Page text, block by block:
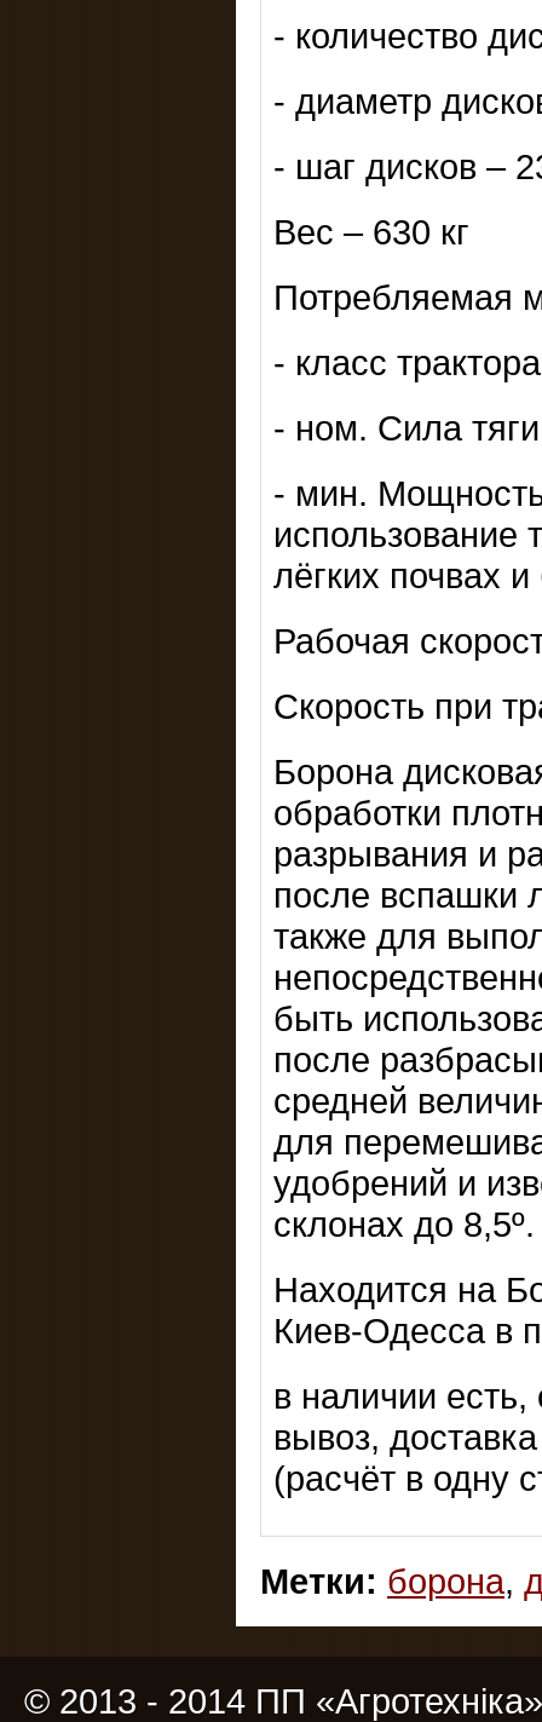
- количество
- диаметр
- шаг дисков –
Вес – 630 кг
Потребляемая
- класс
- ном. Сила
- мин. Мощность
использование
лёгких почвах
Рабочая
Скорость при
Борона
обработки
разрывания и
после вспашки
также для
быть
после
средней
для
удобрений и
склонах до 8,5º.
Находится на
Киев-Одесса в
в наличии
вывоз,
(расчёт в одну
Метки: борона,
© 2013 - 2014 ПП «Агротехніка»